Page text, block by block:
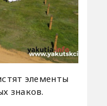
элементы
знаков.